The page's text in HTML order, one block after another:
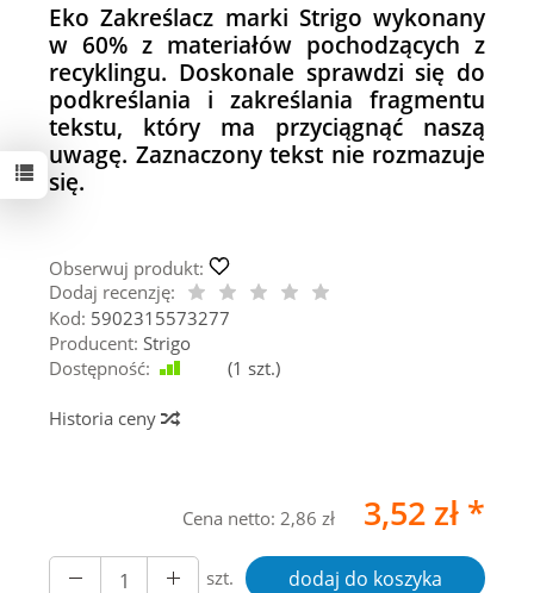
Eko Zakreślacz marki Strigo wykonany
w 60% z materiałów pochodzących z
recyklingu. Doskonale sprawdzi się do
podkreślania i zakreślania fragmentu
tekstu, który ma przyciągnąć naszą
uwagę. Zaznaczony tekst nie rozmazuje
się.
Obserwuj produkt:
Dodaj recenzję:
Kod: 5902315573277
Producent: Strigo
Dostępność:
(1 szt.)
Historia ceny
Cena netto: 2,86 zł 3,52 zł *
szt. dodaj do koszyka